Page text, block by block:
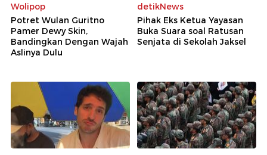
Wolipop
Potret Wulan Guritno
Pamer Dewy Skin,
Bandingkan Dengan Wajah
Aslinya Dulu
detikNews
Pihak Eks Ketua Yayasan
Buka Suara soal Ratusan
Senjata di Sekolah Jaksel